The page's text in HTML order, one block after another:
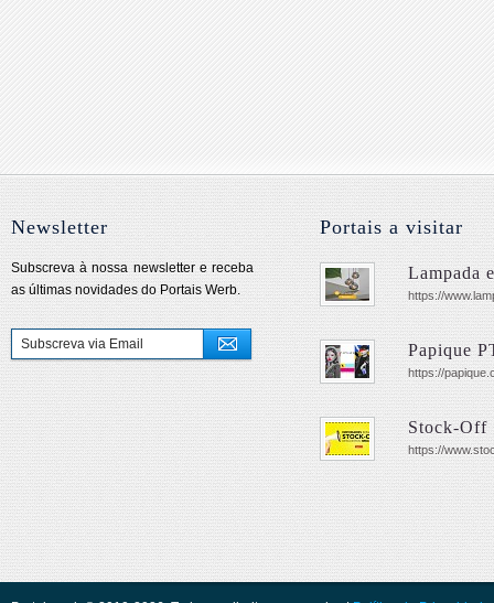
Newsletter
Subscreva à nossa newsletter e receba
as últimas novidades do Portais Werb.
Portais a visitar
Lampada
https://
Papique
https://
Stock-Off
https://